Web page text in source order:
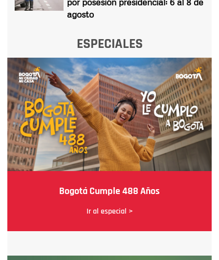
agosto
ESPECIALES
Bogotá Cumple 488 Años
Ir al especial >